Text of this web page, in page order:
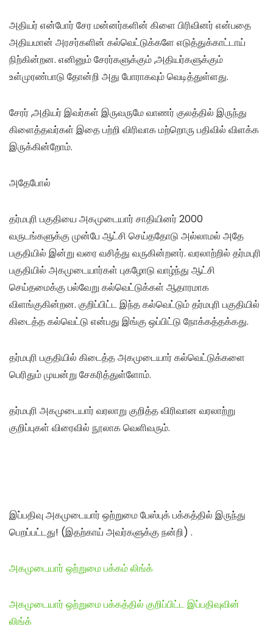
அதியர் என்போர் சேர மன்னர்களின் கிளை பிரிவினர் என்பதை
அதியமான் அரசர்களின் கல்வெட்டுக்களே எடுத்துக்காட்டாய்
நிற்கின்றன. எனினும் சேரர்களுக்கும் ,அதியர்களுக்கும்
உள்முரண்பாடு தோன்றி அது போராகவும் வெடித்துள்ளது.
சேரர் ,அதியர் இவர்கள் இருவருமே வாணர் குலத்தில் இருந்து
கிளைத்தவர்கள் இதை பற்றி விரிவாக மற்றொரு பதிவில் விளக்க
இருக்கின்றோம்.
அதேபோல்
தர்மபுரி பகுதியை அகமுடையார் சாதியினர் 2000
வருடங்களுக்கு முன்பே ஆட்சி செய்ததோடு அல்லாமல் அதே
பகுதியில் இன்று வரை வசித்து வருகின்றனர். வரலாற்றில் தர்மபுரி
பகுதியில் அகமுடையார்கள் புகழோடு வாழ்ந்து ஆட்சி
செய்தமைக்கு பல்வேறு கல்வெட்டுக்கள் ஆதாரமாக
விளங்குகின்றன. குறிப்பிட்ட இந்த கல்வெட்டும் தர்மபுரி பகுதியில்
கிடைத்த கல்வெட்டு என்பது இங்கு ஒப்பிட்டு நோக்கத்தக்கது.
தர்மபுரி பகுதியில் கிடைத்த அகமுடையார் கல்வெட்டுக்களை
பெரிதும் முயன்று சேகரித்துள்ளோம்.
தர்மபுரி அகமுடையார் வரலாறு குறித்த விரிவான வரலாற்று
குறிப்புகள் விரைவில் நூலாக வெளிவரும்.
இப்பதிவு அகமுடையார் ஒற்றுமை பேஸ்புக் பக்கத்தில் இருந்து
பெறப்பட்டது! (இதற்காய் அவர்களுக்கு நன்றி) .
அகமுடையார் ஒற்றுமை பக்கம் லிங்க்
அகமுடையார் ஒற்றுமை பக்கத்தில் குறிப்பிட்ட இப்பதிவுவின்
லிங்க்